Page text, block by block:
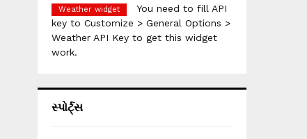
Weather widget
You need to fill API
key to Customize > General Options >
Weather API Key to get this widget
work.
સ્પોર્ટ્સ